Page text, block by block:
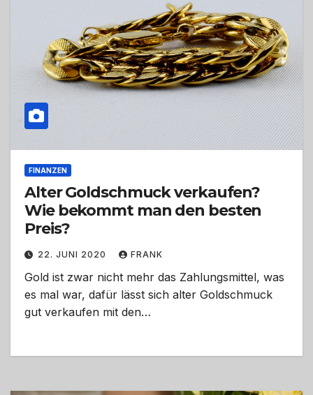
FINANZEN
Alter Goldschmuck verkaufen?
Wie bekommt man den besten
Preis?
22. JUNI 2020 FRANK
Gold ist zwar nicht mehr das Zahlungsmittel, was
es mal war, dafür lässt sich alter Goldschmuck
gut verkaufen mit den…